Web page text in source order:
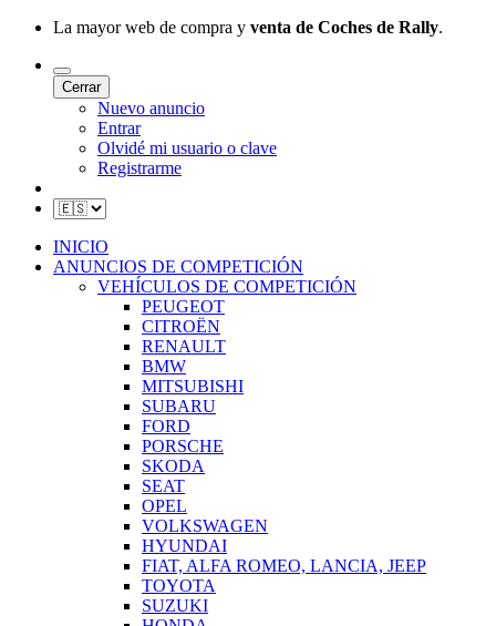
La mayor web de compra y venta de Coches de Rally.
Cerrar
Nuevo anuncio
Entrar
Olvidé mi usuario o clave
Registrarme
INICIO
ANUNCIOS DE COMPETICIÓN
VEHÍCULOS DE COMPETICIÓN
PEUGEOT
CITROËN
RENAULT
BMW
MITSUBISHI
SUBARU
FORD
PORSCHE
SKODA
SEAT
OPEL
VOLKSWAGEN
HYUNDAI
FIAT, ALFA ROMEO, LANCIA, JEEP
TOYOTA
SUZUKI